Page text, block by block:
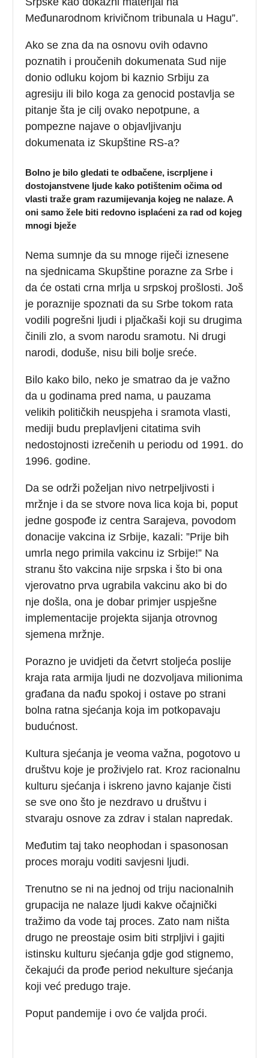
Međunarodnom krivičnom tribunala u Hagu”.
Ako se zna da na osnovu ovih odavno
poznatih i proučenih dokumenata Sud nije
donio odluku kojom bi kaznio Srbiju za
agresiju ili bilo koga za genocid postavlja se
pitanje šta je cilj ovako nepotpune, a
pompezne najave o objavljivanju
dokumenata iz Skupštine RS-a?
Bolno je bilo gledati te odbačene, iscrpljene i
dostojanstvene ljude kako potištenim očima od
vlasti traže gram razumijevanja kojeg ne nalaze. A
oni samo žele biti redovno isplaćeni za rad od kojeg
mnogi bježe
Nema sumnje da su mnoge riječi iznesene
na sjednicama Skupštine porazne za Srbe i
da će ostati crna mrlja u srpskoj prošlosti. Još
je poraznije spoznati da su Srbe tokom rata
vodili pogrešni ljudi i pljačkaši koji su drugima
činili zlo, a svom narodu sramotu. Ni drugi
narodi, doduše, nisu bili bolje sreće.
Bilo kako bilo, neko je smatrao da je važno
da u godinama pred nama, u pauzama
velikih političkih neuspjeha i sramota vlasti,
mediji budu preplavljeni citatima svih
nedostojnosti izrečenih u periodu od 1991. do
1996. godine.
Da se održi poželjan nivo netrpeljivosti i
mržnje i da se stvore nova lica koja bi, poput
jedne gospođe iz centra Sarajeva, povodom
donacije vakcina iz Srbije, kazali: ”Prije bih
umrla nego primila vakcinu iz Srbije!” Na
stranu što vakcina nije srpska i što bi ona
vjerovatno prva ugrabila vakcinu ako bi do
nje došla, ona je dobar primjer uspješne
implementacije projekta sijanja otrovnog
sjemena mržnje.
Porazno je uvidjeti da četvrt stoljeća poslije
kraja rata armija ljudi ne dozvoljava milionima
građana da nađu spokoj i ostave po strani
bolna ratna sjećanja koja im potkopavaju
budućnost.
Kultura sjećanja je veoma važna, pogotovo u
društvu koje je proživjelo rat. Kroz racionalnu
kulturu sjećanja i iskreno javno kajanje čisti
se sve ono što je nezdravo u društvu i
stvaraju osnove za zdrav i stalan napredak.
Međutim taj tako neophodan i spasonosan
proces moraju voditi savjesni ljudi.
Trenutno se ni na jednoj od triju nacionalnih
grupacija ne nalaze ljudi kakve očajnički
tražimo da vode taj proces. Zato nam ništa
drugo ne preostaje osim biti strpljivi i gajiti
istinsku kulturu sjećanja gdje god stignemo,
čekajući da prođe period nekulture sjećanja
koji već predugo traje.
Poput pandemije i ovo će valjda proći.